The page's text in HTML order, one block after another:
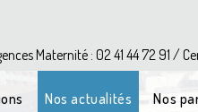
Maternité : 02 41 44 72 91 /
Nos actualités Nos